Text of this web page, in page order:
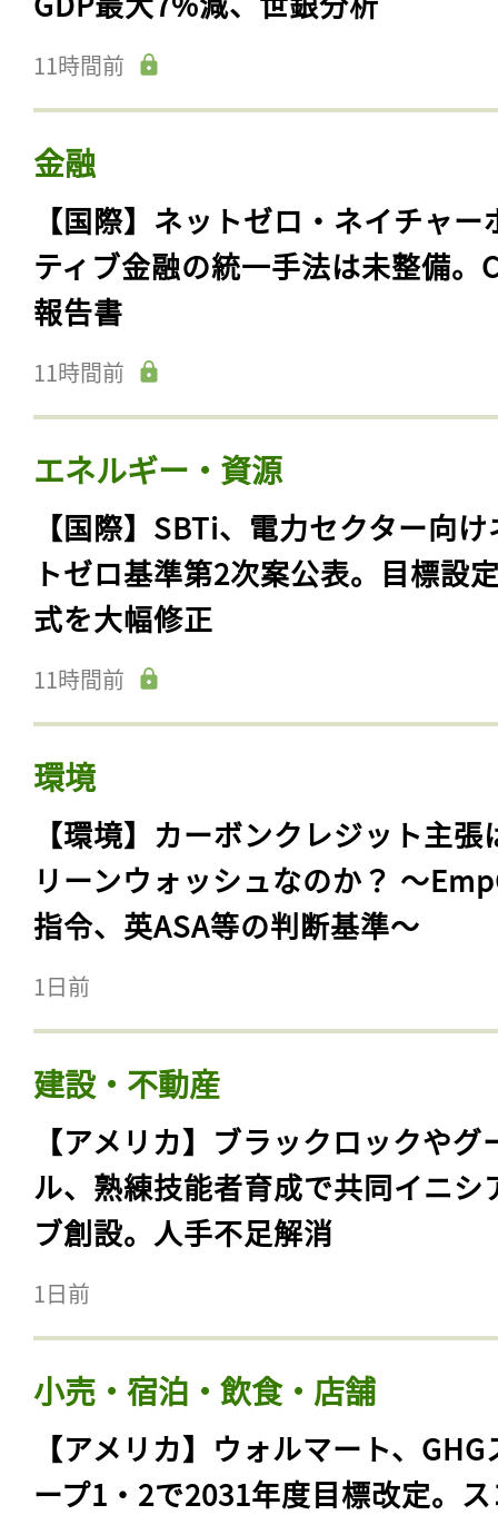
11時間前
金融
【国際】ネットゼロ・ネイチャー
ティブ金融の統一手法は未整備。
報告書
11時間前
エネルギー・資源
【国際】SBTi、電力セクター向
トゼロ基準第2次案公表。目標設
式を大幅修正
11時間前
環境
【環境】カーボンクレジット主張
リーンウォッシュなのか？ 〜
指令、英ASA等の判断基準〜
1日前
建設・不動産
【アメリカ】ブラックロックやグ
ル、熟練技能者育成で共同イニシ
ブ創設。人手不足解消
1日前
小売・宿泊・飲食・店舗
【アメリカ】ウォルマート、GHG
ープ1・2で2031年度目標改定。